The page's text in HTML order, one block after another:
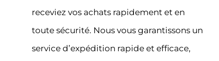
receviez vos achats rapidement et en
toute sécurité. Nous vous garantissons un
service d’expédition rapide et efficace,